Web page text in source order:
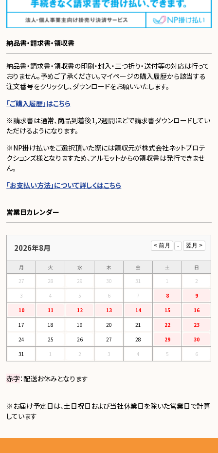
納品書・請求書・領収書
納品書・請求書・領収書の印刷・封入・三つ折り・送付等の対応は行って
おりません。予めご了承ください。マイページの購入履歴から該当する
注文番号をクリックし、ダウンロードをお願いいたします。
「ご購入履歴」はこちら
※請求書は通常、商品到着後1,2週間ほどで請求書ダウンロードしてい
ただけるようになります。
※NP掛け払いをご選択頂いた際には領収元が株式会社ネットプロテ
クションズ様となりますため、アルモットからの領収書は発行できませ
ん。
「お支払い方法」について詳しくはこちら
営業日カレンダー
2026年8月
月 火 水 木 金 土
日
27
28 29 30 31 1
2
3
4 5 6 7 8
9
10
11 12 13 14 15
16
17
18 19 20 21 22
23
24
25 26 27 28 29
30
31
1 2 3 4 5 6
赤字：配送お休みとなります
※お届け予定日は、土日祝日および当社休業日を除いた営業日で計算
しています